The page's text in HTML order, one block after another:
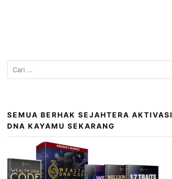
SEMUA BERHAK SEJAHTERA AKTIVASI
DNA KAYAMU SEKARANG